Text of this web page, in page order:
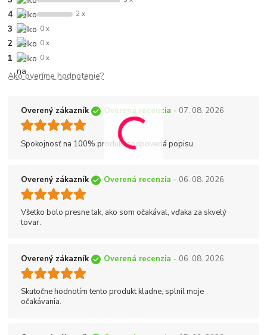
4 2 x
3 0 x
2 0 x
1 0 x
Ako overíme hodnotenie?
Overený zákazník Overená recenzia - 07. 08. 2026
Spokojnosť na 100% produkt zodpovedá popisu.
Overený zákazník Overená recenzia - 06. 08. 2026
Všetko bolo presne tak, ako som očakával, vďaka za skvelý
tovar.
Overený zákazník Overená recenzia - 06. 08. 2026
Skutočne hodnotím tento produkt kladne, splnil moje
očakávania.